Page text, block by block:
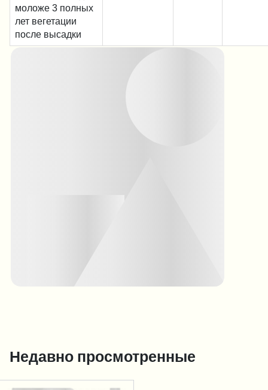
моложе 3 полных
лет вегетации
после высадки
Недавно просмотренные